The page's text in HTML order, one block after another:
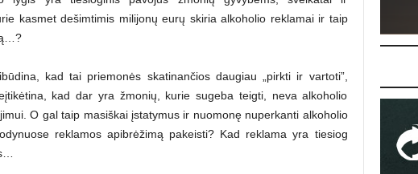
kasmet dešimtimis milijonų eurų skiria alkoholio reklamai ir taip
kad tai priemonės skatinančios daugiau „pirkti ir vartoti”,
kad dar yra žmonių, kurie sugeba teigti, neva alkoholio
O gal taip masiškai įstatymus ir nuomonę nuperkanti alkoholio
reklamos apibrėžimą pakeisti? Kad reklama yra tiesiog